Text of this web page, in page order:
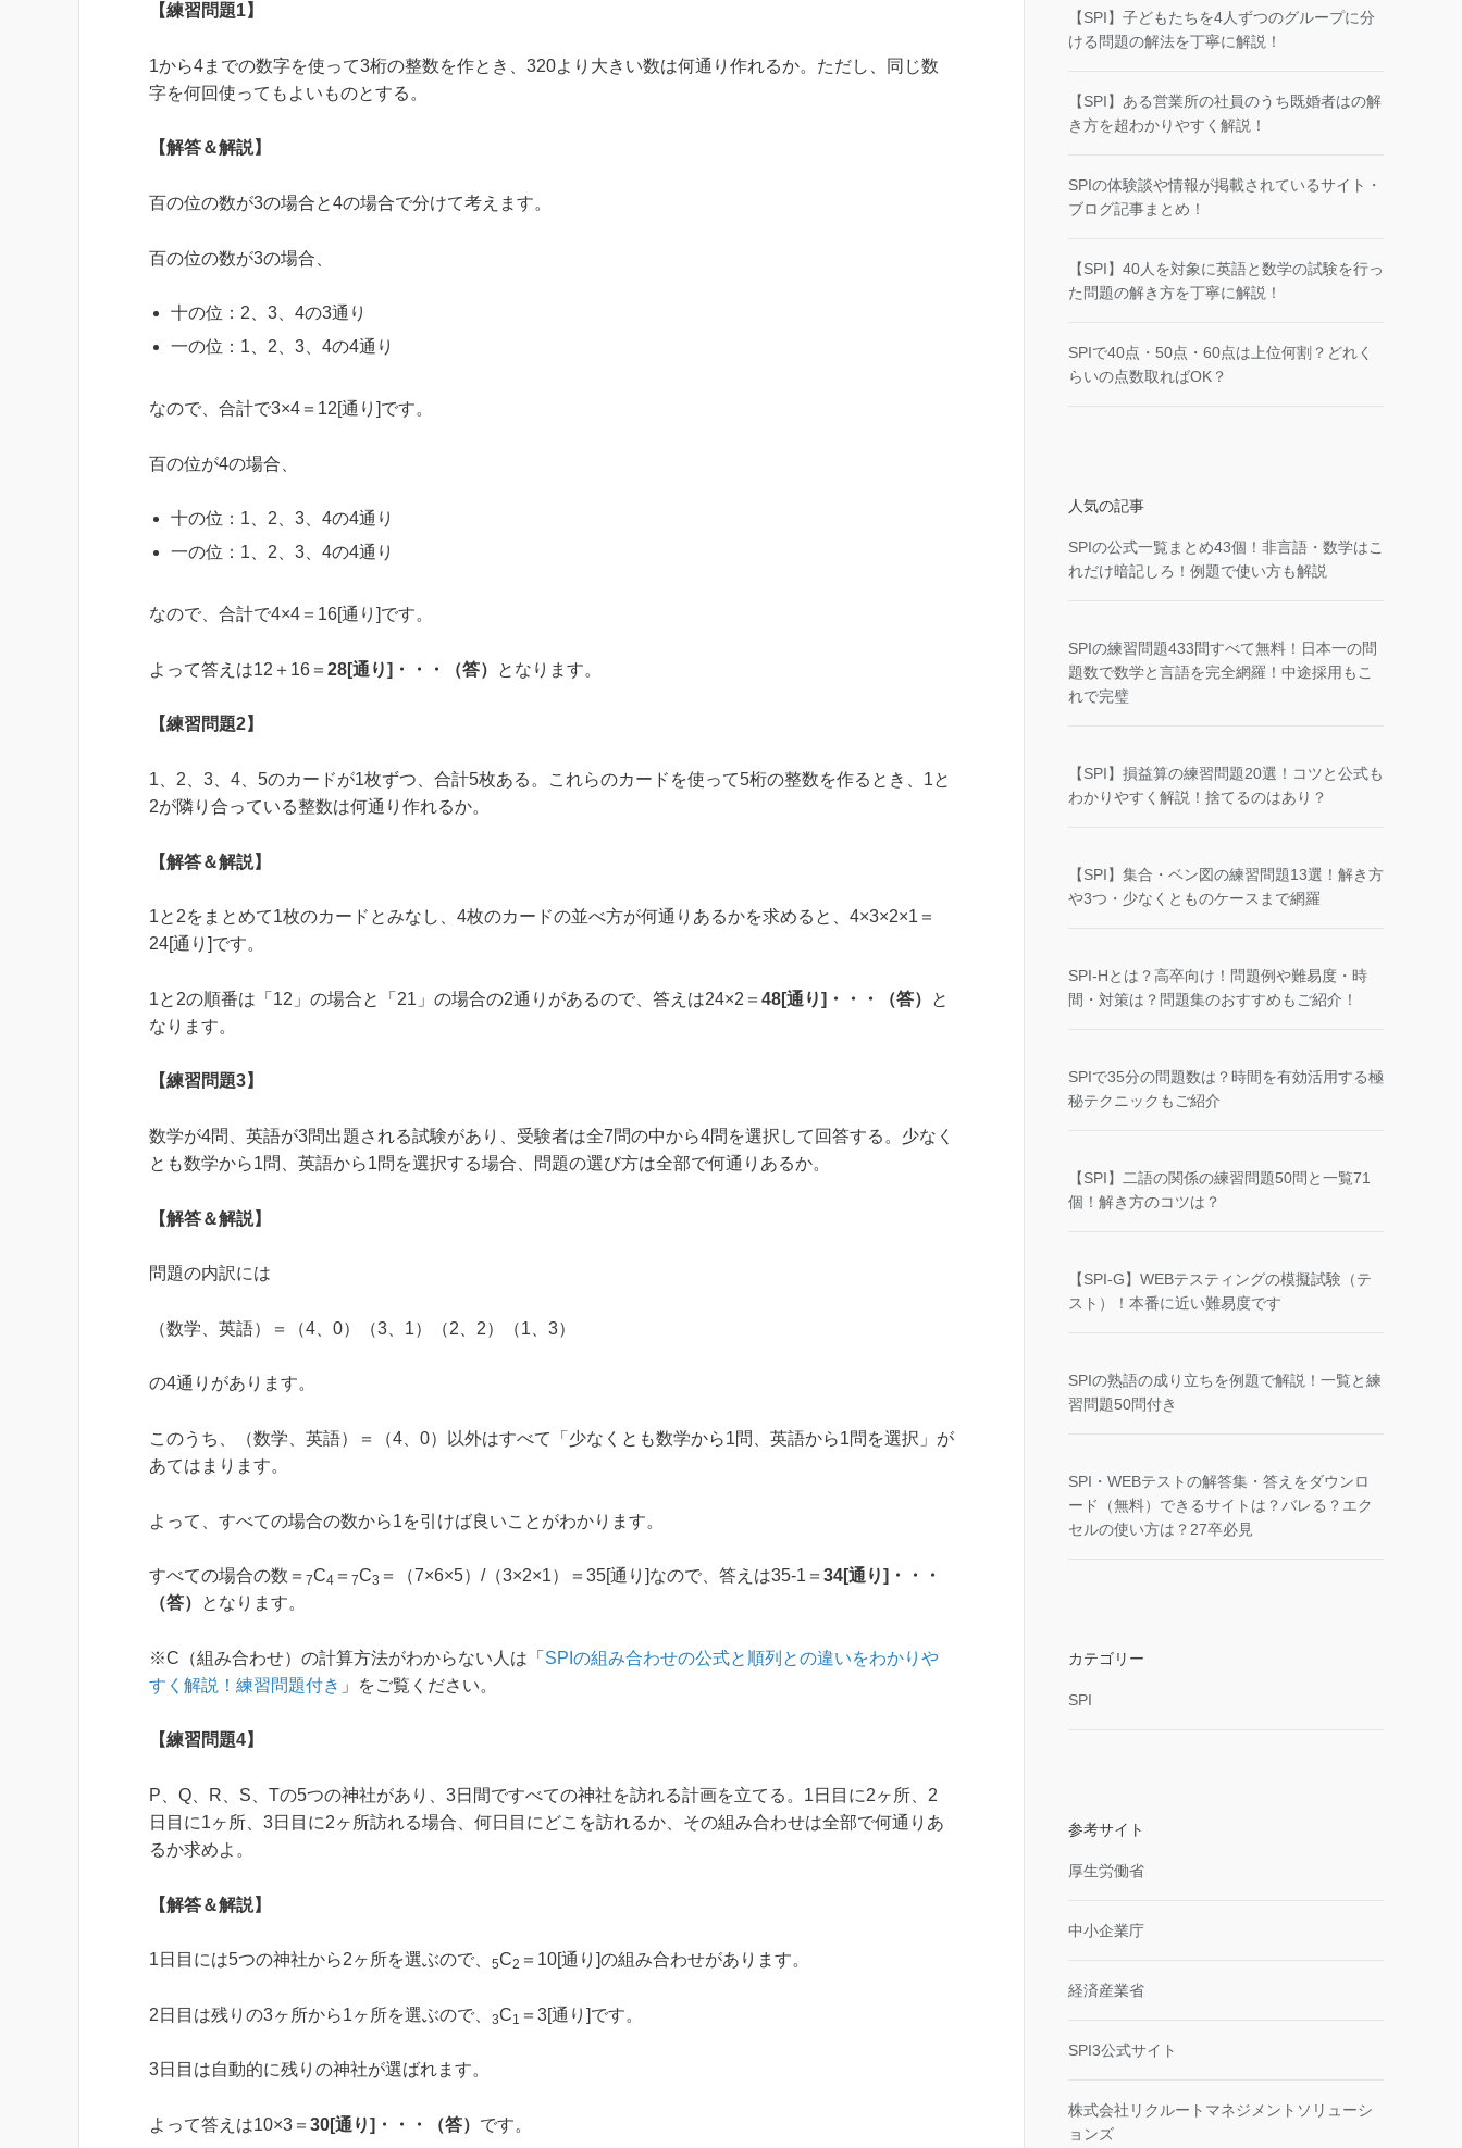
【練習問題1】
1から4までの数字を使って3桁の整数を作とき、320より大きい数は何通り作れるか。ただし、同じ数
字を何回使ってもよいものとする。
【解答＆解説】
百の位の数が3の場合と4の場合で分けて考えます。
百の位の数が3の場合、
十の位：2、3、4の3通り
一の位：1、2、3、4の4通り
なので、合計で3×4＝12[通り]です。
百の位が4の場合、
十の位：1、2、3、4の4通り
一の位：1、2、3、4の4通り
なので、合計で4×4＝16[通り]です。
よって答えは12＋16＝ 28[通り]・・・（答） となります。
【練習問題2】
1、2、3、4、5のカードが1枚ずつ、合計5枚ある。これらのカードを使って5桁の整数を作るとき、1と
2が隣り合っている整数は何通り作れるか。
【解答＆解説】
1と2をまとめて1枚のカードとみなし、4枚のカードの並べ方が何通りあるかを求めると、4×3×2×1＝
24[通り]です。
1と2の順番は「12」の場合と「21」の場合の2通りがあるので、答えは24×2＝ 48[通り]・・・（答）
と
なります。
【練習問題3】
数学が4問、英語が3問出題される試験があり、受験者は全7問の中から4問を選択して回答する。少なく
とも数学から1問、英語から1問を選択する場合、問題の選び方は全部で何通りあるか。
【解答＆解説】
問題の内訳には
（数学、英語）＝（4、0）（3、1）（2、2）（1、3）
の4通りがあります。
このうち、（数学、英語）＝（4、0）以外はすべて「少なくとも数学から1問、英語から1問を選択」が
あてはまります。
よって、すべての場合の数から1を引けば良いことがわかります。
すべての場合の数＝ 7C4 ＝ 7C3 ＝（7×6×5）/（3×2×1）＝35[通り]なので、答えは35-1＝ 34[通り]・・・
（答）
となります。
※C（組み合わせ）の計算方法がわからない人は「 SPIの組み合わせの公式と順列との違いをわかりや
すく解説！練習問題付き 」をご覧ください。
【練習問題4】
P、Q、R、S、Tの5つの神社があり、3日間ですべての神社を訪れる計画を立てる。1日目に2ヶ所、2
日目に1ヶ所、3日目に2ヶ所訪れる場合、何日目にどこを訪れるか、その組み合わせは全部で何通りあ
るか求めよ。
【解答＆解説】
1日目には5つの神社から2ヶ所を選ぶので、 5C2 ＝10[通り]の組み合わせがあります。
2日目は残りの3ヶ所から1ヶ所を選ぶので、 3C1 ＝3[通り]です。
3日目は自動的に残りの神社が選ばれます。
よって答えは10×3＝ 30[通り]・・・（答） です。
【SPI】子どもたちを4人ずつのグループに分
ける問題の解法を丁寧に解説！
【SPI】ある営業所の社員のうち既婚者はの解
き方を超わかりやすく解説！
SPIの体験談や情報が掲載されているサイト・
ブログ記事まとめ！
【SPI】40人を対象に英語と数学の試験を行っ
た問題の解き方を丁寧に解説！
SPIで40点・50点・60点は上位何割？どれく
らいの点数取ればOK？
人気の記事
SPIの公式一覧まとめ43個！非言語・数学はこ
れだけ暗記しろ！例題で使い方も解説
SPIの練習問題433問すべて無料！日本一の問
題数で数学と言語を完全網羅！中途採用もこ
れで完璧
【SPI】損益算の練習問題20選！コツと公式も
わかりやすく解説！捨てるのはあり？
【SPI】集合・ベン図の練習問題13選！解き方
や3つ・少なくとものケースまで網羅
SPI-Hとは？高卒向け！問題例や難易度・時
間・対策は？問題集のおすすめもご紹介！
SPIで35分の問題数は？時間を有効活用する極
秘テクニックもご紹介
【SPI】二語の関係の練習問題50問と一覧71
個！解き方のコツは？
【SPI-G】WEBテスティングの模擬試験（テ
スト）！本番に近い難易度です
SPIの熟語の成り立ちを例題で解説！一覧と練
習問題50問付き
SPI・WEBテストの解答集・答えをダウンロ
ード（無料）できるサイトは？バレる？エク
セルの使い方は？27卒必見
カテゴリー
SPI
参考サイト
厚生労働省
中小企業庁
経済産業省
SPI3公式サイト
株式会社リクルートマネジメントソリューシ
ョンズ